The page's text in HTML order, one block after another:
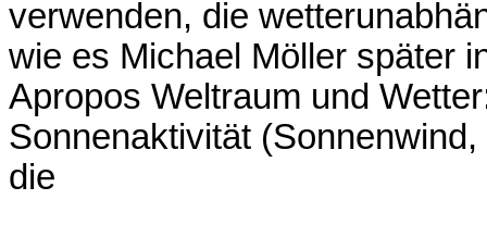
verwenden, die
wie es Michael Möller später
Apropos Weltraum und
Sonnenaktivität
die